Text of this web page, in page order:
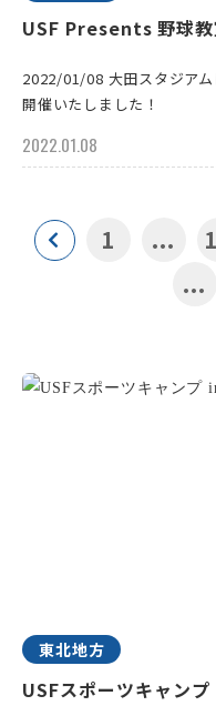
USF Presents 野球
2022/01/08 大田スタジア
開催いたしました！
2022.01.08
1 ...
...
東北地方
USFスポーツキャン